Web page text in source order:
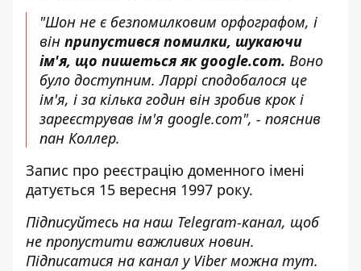
"Шон не є безпомилковим орфографом, і
він припустився помилки, шукаючи
ім'я, що пишеться як google.com. Воно
було доступним. Ларрі сподобалося це
ім'я, і за кілька годин він зробив крок і
зареєстрував ім'я google.com", - пояснив
пан Коллер.
Запис про реєстрацію доменного імені
датується 15 вересня 1997 року.
Підписуйтесь на наш Telegram-канал, щоб
не пропустити важливих новин.
Підписатися на канал у Viber можна тут.